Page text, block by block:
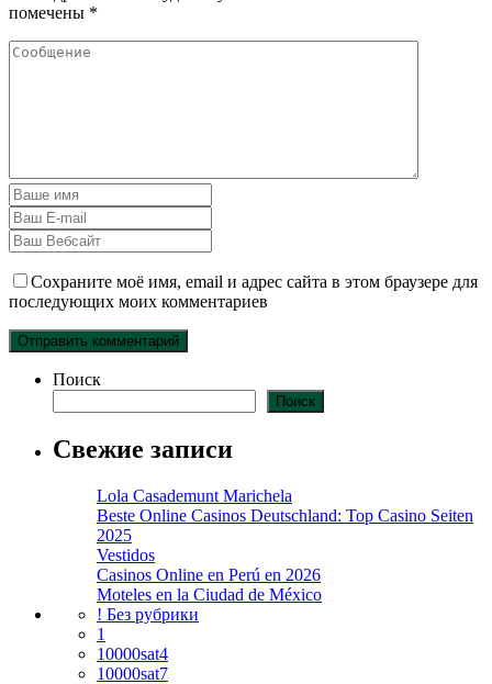
помечены *
Сохраните моё имя, email и адрес сайта в этом браузере для
последующих моих комментариев
Поиск
Поиск
Свежие записи
Lola Casademunt Marichela
Beste Online Casinos Deutschland: Top Casino Seiten
2025
Vestidos
Casinos Online en Perú en 2026
Moteles en la Ciudad de México
! Без рубрики
1
10000sat4
10000sat7